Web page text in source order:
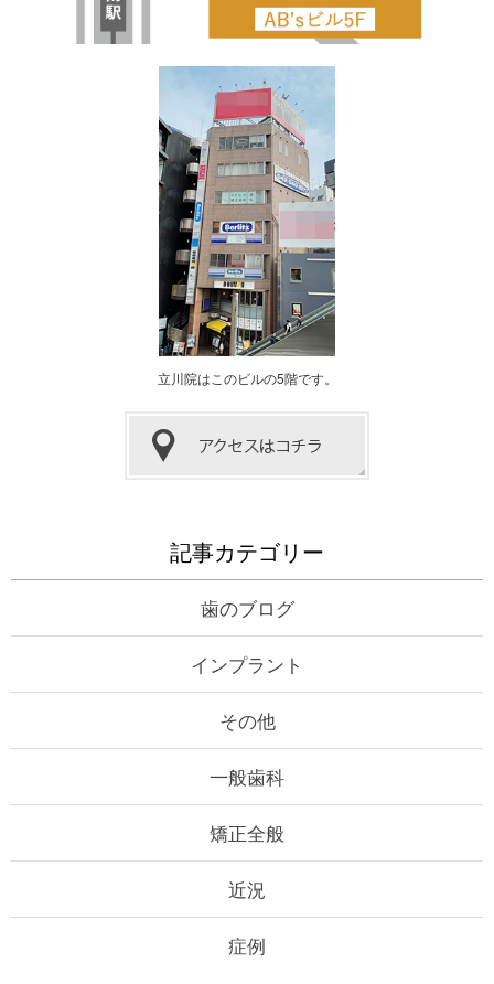
立川院はこのビルの5階です。
記事カテゴリー
歯のブログ
インプラント
その他
一般歯科
矯正全般
近況
症例